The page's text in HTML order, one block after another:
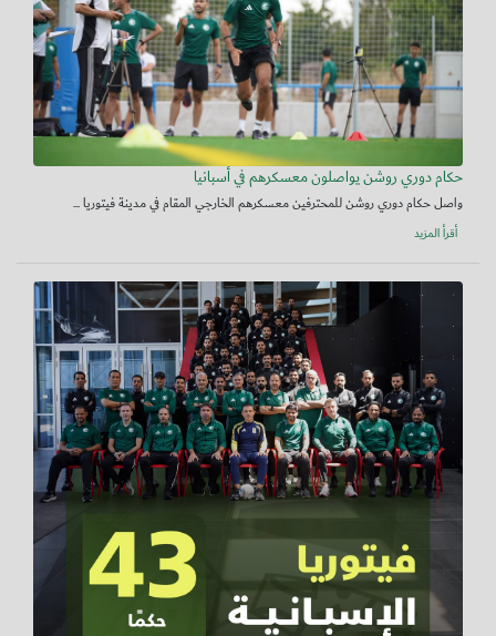
حكام دوري روشن يواصلون معسكرهم في أسبانيا
واصل حكام دوري روشن للمحترفين معسكرهم الخارجي المقام في مدينة فيتوريا ...
أقرأ المزيد